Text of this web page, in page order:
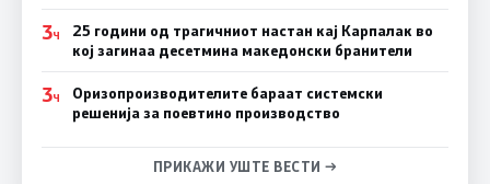
3Ч
25 години од трагичниот настан кај Карпалак во
кој загинаа десетмина македонски бранители
3Ч
Оризопроизводителите бараат системски
решенија за поевтино производство
ПРИКАЖИ УШТЕ ВЕСТИ →